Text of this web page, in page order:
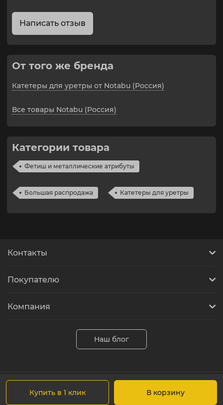
Написать отзыв
От того же бренда
Катетеры для уретры от Notabu (Россия)
Все товары Notabu (Россия)
Категории товара
Фетиш и металлические атрибуты
Большая распродажа Катетеры для уретры
Купить в 1 клик В корзину
Контакты
Покупателю
Компания
Наш блог